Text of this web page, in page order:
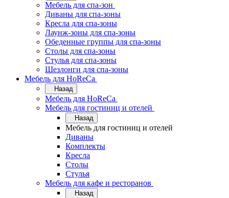
Мебель для спа-зон
Диваны для спа-зоны
Кресла для спа-зоны
Лаунж-зоны для спа-зоны
Обеденные группы для спа-зоны
Столы для спа-зоны
Стулья для спа-зоны
Шезлонги для спа-зоны
Мебель для HoReCa
Назад
Мебель для HoReCa
Мебель для гостиниц и отелей
Назад
Мебель для гостиниц и отелей
Диваны
Комплекты
Кресла
Столы
Стулья
Мебель для кафе и ресторанов
Назад